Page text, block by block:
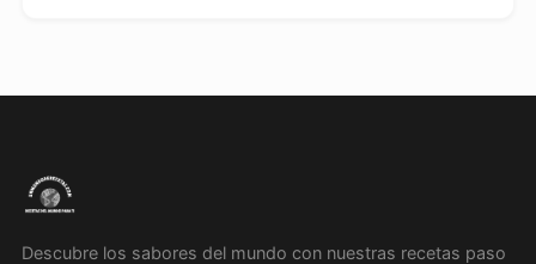
Descubre los sabores del mundo con nuestras recetas paso